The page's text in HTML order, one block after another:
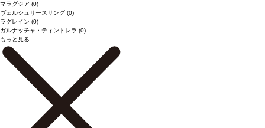
マラグジア (0)
ヴェルシュリースリング (0)
ラグレイン (0)
ガルナッチャ・ティントレラ (0)
もっと見る